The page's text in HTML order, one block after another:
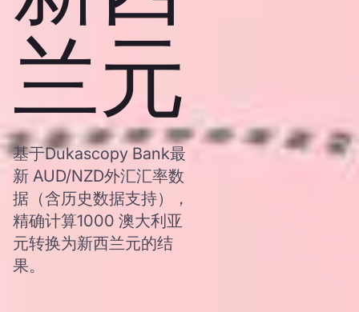
兰元
基于Dukascopy Bank最
新 AUD/NZD外汇汇率数
据（含历史数据支持），
精确计算1000 澳大利亚
元转换为新西兰元的结
果。